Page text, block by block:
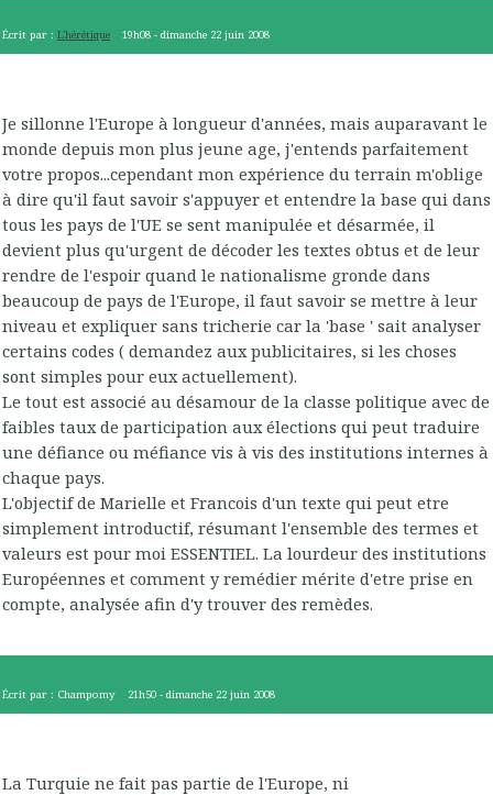
Écrit par : L'hérétique 19h08 -dimanche 22 juin 2008
Je sillonne l'Europe à longueur d'années, mais auparavant le
monde depuis mon plus jeune age, j'entends parfaitement
votre propos...cependant mon expérience du terrain m'oblige
à dire qu'il faut savoir s'appuyer et entendre la base qui dans
tous les pays de l'UE se sent manipulée et désarmée, il
devient plus qu'urgent de décoder les textes obtus et de leur
rendre de l'espoir quand le nationalisme gronde dans
beaucoup de pays de l'Europe, il faut savoir se mettre à leur
niveau et expliquer sans tricherie car la 'base ' sait analyser
certains codes ( demandez aux publicitaires, si les choses
sont simples pour eux actuellement).
Le tout est associé au désamour de la classe politique avec de
faibles taux de participation aux élections qui peut traduire
une défiance ou méfiance vis à vis des institutions internes à
chaque pays.
L'objectif de Marielle et Francois d'un texte qui peut etre
simplement introductif, résumant l'ensemble des termes et
valeurs est pour moi ESSENTIEL. La lourdeur des institutions
Européennes et comment y remédier mérite d'etre prise en
compte, analysée afin d'y trouver des remèdes.
Écrit par : Champomy 21h50 -dimanche 22 juin 2008
La Turquie ne fait pas partie de l'Europe, ni